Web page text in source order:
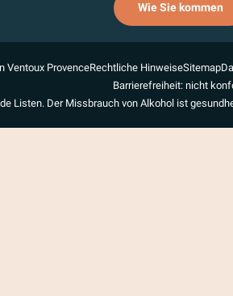
Wie Sie kommen
Ventoux ProvenceRechtliche HinweiseSitemap
Barrierefreiheit: nicht
Listen. Der Missbrauch von Alkohol ist